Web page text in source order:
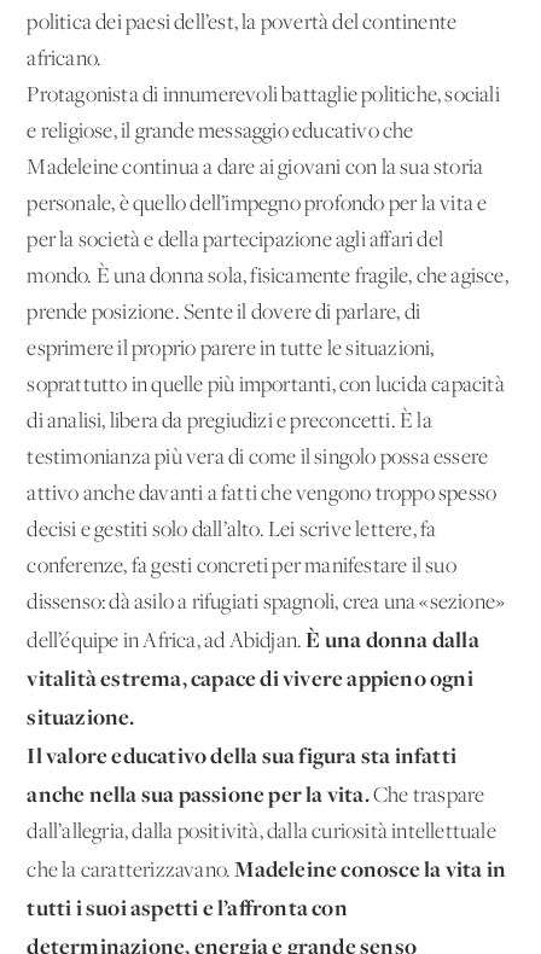
politica dei paesi dell’est, la povertà del continente
africano.
Protagonista di innumerevoli battaglie politiche, sociali
e religiose, il grande messaggio educativo che
Madeleine continua a dare ai giovani con la sua storia
personale, è quello dell’impegno profondo per la vita e
per la società e della partecipazione agli affari del
mondo. È una donna sola, fisicamente fragile, che agisce,
prende posizione. Sente il dovere di parlare, di
esprimere il proprio parere in tutte le situazioni,
soprattutto in quelle più importanti, con lucida capacità
di analisi, libera da pregiudizi e preconcetti. È la
testimonianza più vera di come il singolo possa essere
attivo anche davanti a fatti che vengono troppo spesso
decisi e gestiti solo dall’alto. Lei scrive lettere, fa
conferenze, fa gesti concreti per manifestare il suo
dissenso: dà asilo a rifugiati spagnoli, crea una «sezione»
dell’équipe in Africa, ad Abidjan.È una donna dalla
vitalità estrema, capace di vivere appieno ogni
situazione.
Il valore educativo della sua figura sta infatti
anche nella sua passione per la vita.Che traspare
dall’allegria, dalla positività, dalla curiosità intellettuale
che la caratterizzavano.Madeleine conosce la vita in
tutti i suoi aspetti e l’affronta con
determinazione, energia e grande senso